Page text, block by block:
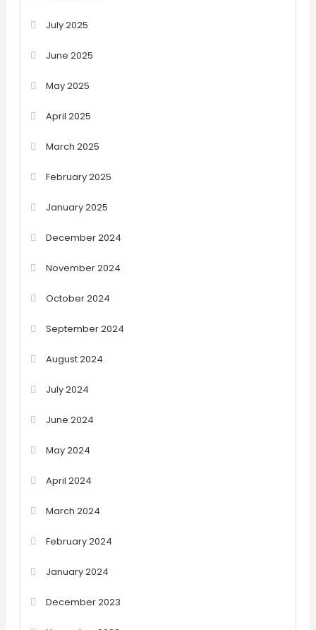
July 2025
June 2025
May 2025
April 2025
March 2025
February 2025
January 2025
December 2024
November 2024
October 2024
September 2024
August 2024
July 2024
June 2024
May 2024
April 2024
March 2024
February 2024
January 2024
December 2023